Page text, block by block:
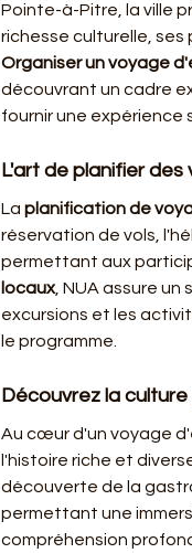
Pointe-à-Pitre, la ville
richesse culturelle,
Organiser un voyage
découvrant un cadre
fournir une expérience
L'art de planifier
La planification de
réservation de vols,
permettant aux
locaux, NUA assure
excursions et les
le programme.
Découvrez la
Au cœur d'un voyage
l'histoire riche et
découverte de la
permettant une
compréhension